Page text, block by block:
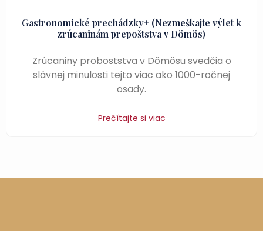
Gastronomické prechádzky+ (Nezmeškajte výlet k
zrúcaninám prepoštstva v Dömös)
Zrúcaniny proboststva v Dömösu svedčia o
slávnej minulosti tejto viac ako 1000-ročnej
osady.
Prečítajte si viac